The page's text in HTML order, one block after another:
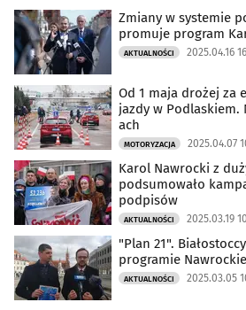
Zmiany w systemie
promuje program
AKTUALNOŚCI 2025.04.16
Od 1 maja drożej za
jazdy w Podlaskiem.
ach
MOTORYZACJA 2025.04.07
Karol Nawrocki z
podsumowało
podpisów
AKTUALNOŚCI 2025.03.19
"Plan 21".
programie
AKTUALNOŚCI 2025.03.05